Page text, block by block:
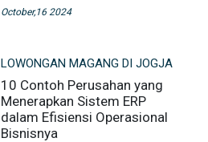
October,16 2024
LOWONGAN MAGANG DI JOGJA
10 Contoh Perusahan yang
Menerapkan Sistem ERP
dalam Efisiensi Operasional
Bisnisnya